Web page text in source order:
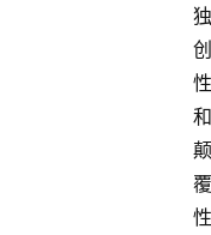
独
创
性
和
颠
覆
性